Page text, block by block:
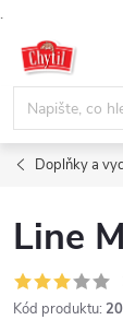
.
obsah
Doplňky a
Line
Kód produktu: